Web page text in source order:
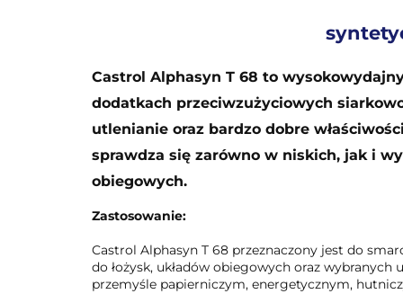
Castrol Alphasyn T 68 to
dodatkach przeciwzużyciowych
utlenianie oraz bardzo dobre
sprawdza się zarówno w niskich, jak i
obiegowych.
Zastosowanie:
Castrol Alphasyn T 68 przeznaczony jest do
do łożysk, układów obiegowych oraz
przemyśle papierniczym, energetycznym,